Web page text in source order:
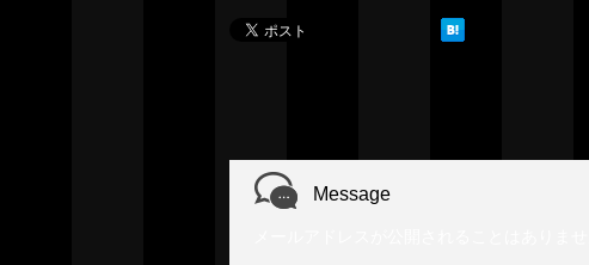
Message